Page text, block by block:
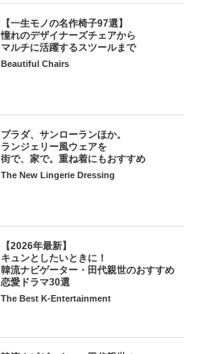
【一生モノの名作椅子97選】
憧れのデザイナーズチェアから
マルチに活躍するスツールまで
Beautiful Chairs
プラダ、サンローランほか。
ランジェリー風ウェアを
街で、家で。重ね着にもおすすめ
The New Lingerie Dressing
【2026年最新】
キュンとしたいときに！
韓流ナビゲーター・田代親世のおすすめ
恋愛ドラマ30選
The Best K-Entertainment